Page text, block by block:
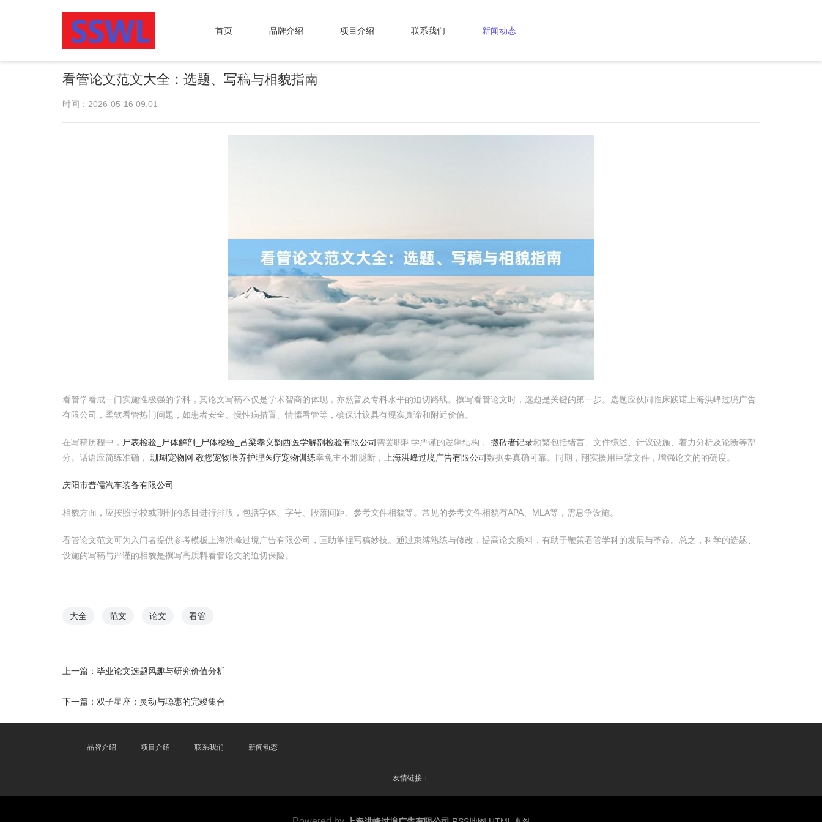
首页 品牌介绍 项目介绍 联系我们 新闻动态
看管论文范文大全：选题、写稿与相貌指南
时间：2026-05-16 09:01
看管学看成一门实施性极强的学科，其论文写稿不仅是学术智商的体现，亦然普及专科水平的迫切路线。撰写看管论文时，选题是关键的第一步。选题应伙同临床践诺上海洪峰过境广告
有限公司，柔软看管热门问题，如患者安全、慢性病措置、情愫看管等，确保计议具有现实真谛和附近价值。
在写稿历程中， 尸表检验_尸体解剖_尸体检验_吕梁孝义韵西医学解剖检验有限公司 需罢职科学严谨的逻辑结构， 搬砖者记录频繁包括绪言、文件综述、计议设施、着力分析及论断等部
分。话语应简练准确， 珊瑚宠物网 教您宠物喂养护理医疗宠物训练幸免主不雅臆断， 上海洪峰过境广告有限公司数据要真确可靠。同期，翔实援用巨擘文件，增强论文的的确度。
庆阳市普儒汽车装备有限公司
相貌方面，应按照学校或期刊的条目进行排版，包括字体、字号、段落间距、参考文件相貌等。常见的参考文件相貌有APA、MLA等，需息争设施。
看管论文范文可为入门者提供参考模板上海洪峰过境广告有限公司，匡助掌捏写稿妙技。通过束缚熟练与修改，提高论文质料，有助于鞭策看管学科的发展与革命。总之，科学的选题、
设施的写稿与严谨的相貌是撰写高质料看管论文的迫切保险。
大全 范文 论文 看管
上一篇： 毕业论文选题风趣与研究价值分析
下一篇： 双子星座：灵动与聪惠的完竣集合
品牌介绍 项目介绍 联系我们 新闻动态
友情链接：